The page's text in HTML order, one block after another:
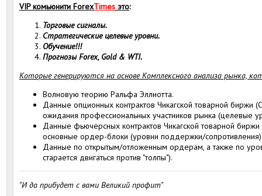
VIP комьюнити ForexTimes это:
Торговые сигналы.
Стратегические целевые уровни.
Обучение!!!
Прогнозы Forex, Gold & WTI.
Которые генерируются на основе Комплексного анализа рынка,
Волновую теорию Ральфа Эллиотта.
Данные опционных контрактов Чикагской товарной биржи
ожидания профессиональных участников рынка (целевые
Данные фьючерсных контрактов Чикагской товарной
основные ордер-блоки (уровни поддержки/
Данные по открытым/отложенным ордерам, а также по
старается двигаться против "толпы").
"И да прибудет с вами Великий профит"